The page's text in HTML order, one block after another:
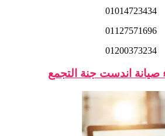
01014723434
01127571696
01200373234
صيانة اندست جنة التجمع